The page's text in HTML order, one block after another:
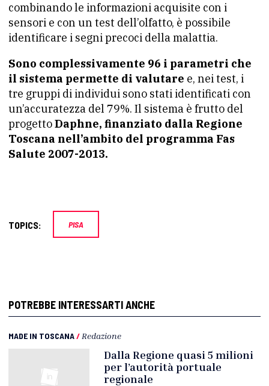
combinando le informazioni acquisite con i
sensori e con un test dell’olfatto, è possibile
identificare i segni precoci della malattia.
Sono complessivamente 96 i parametri che
il sistema permette di valutare e, nei test, i
tre gruppi di individui sono stati identificati con
un’accuratezza del 79%. Il sistema è frutto del
progettoDaphne, finanziato dalla Regione
Toscana nell’ambito del programma Fas
Salute 2007-2013.
TOPICS: PISA
POTREBBE INTERESSARTI ANCHE
MADE IN TOSCANA/ Redazione
Dalla Regione quasi 5 milioni
per l’autorità portuale
regionale